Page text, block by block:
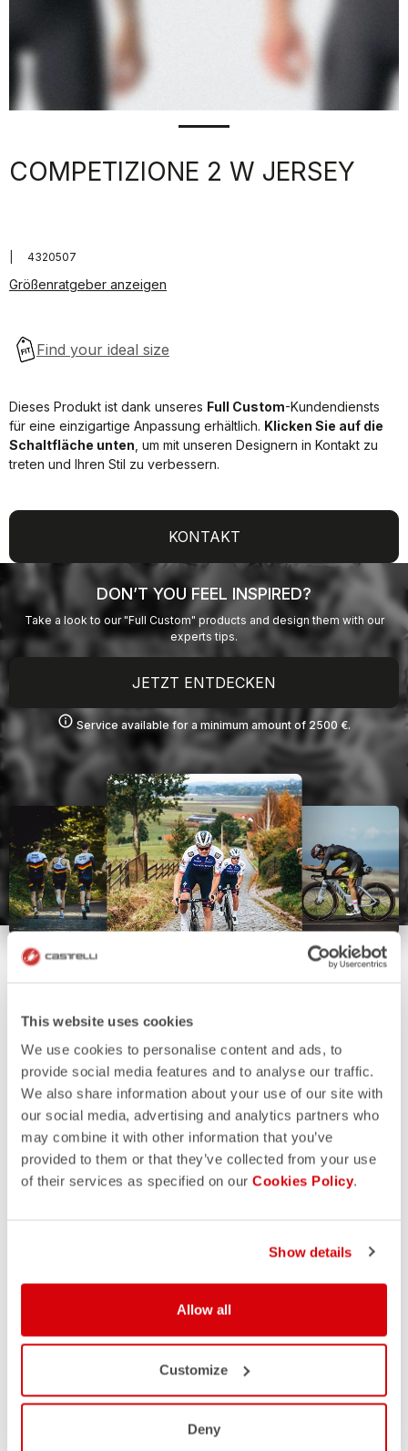
This website uses cookies
We use cookies to personalise content and ads, to
provide social media features and to analyse our traffic.
We also share information about your use of our site with
our social media, advertising and analytics partners who
may combine it with other information that you’ve
provided to them or that they’ve collected from your use
of their services as specified on our Cookies Policy.
Show details
Allow all
Customize
Deny
COMPETIZIONE 2 W JERSEY
4320507
Größenratgeber anzeigen
Dieses Produkt ist dank unseres Full Custom-Kundendiensts
für eine einzigartige Anpassung erhältlich. Klicken Sie auf die
Schaltfläche unten , um mit unseren Designern in Kontakt zu
treten und Ihren Stil zu verbessern.
KONTAKT
DON’T YOU FEEL INSPIRED?
Take a look to our "Full Custom" products and design them with our
experts tips.
JETZT ENTDECKEN
info Service available for a minimum amount of 2500 €.